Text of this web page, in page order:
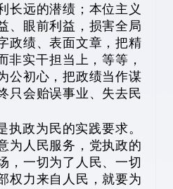
长远的潜绩；本位主义
、眼前利益，损害全局
政绩、表面文章，把精
非实干担当上，等等，
公初心，把政绩当作谋
只会贻误事业、失去民
执政为民的实践要求。
为人民服务，党执政的
，一切为了人民、一切
权力来自人民，就要为